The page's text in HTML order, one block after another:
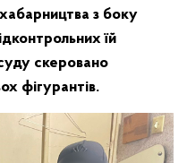
з боку
їй
скеровано
фігурантів.